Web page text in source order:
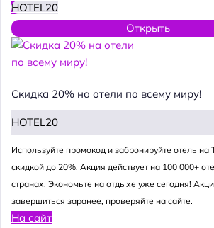
HOTEL20
Открыть
Скидка 20% на отели по всему миру!
HOTEL20
Используйте промокод и забронируйте отель на
скидкой до 20%. Акция действует на 100 000+
странах. Экономьте на отдыхе уже сегодня!
завершиться заранее, проверяйте на сайте.
На сайт